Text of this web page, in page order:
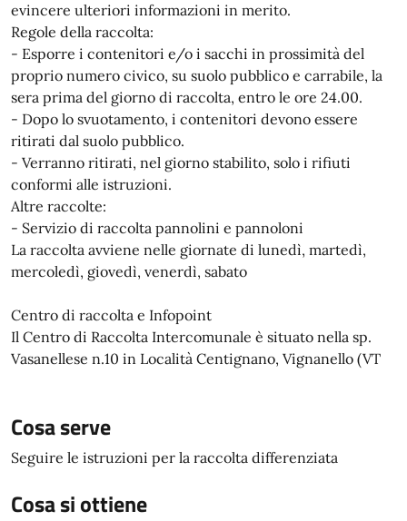
evincere ulteriori informazioni in merito.
Regole della raccolta:
- Esporre i contenitori e/o i sacchi in prossimità del
proprio numero civico, su suolo pubblico e carrabile, la
sera prima del giorno di raccolta, entro le ore 24.00.
- Dopo lo svuotamento, i contenitori devono essere
ritirati dal suolo pubblico.
- Verranno ritirati, nel giorno stabilito, solo i rifiuti
conformi alle istruzioni.
Altre raccolte:
- Servizio di raccolta pannolini e pannoloni
La raccolta avviene nelle giornate di lunedì, martedì,
mercoledì, giovedì, venerdì, sabato
Centro di raccolta e Infopoint
Il Centro di Raccolta Intercomunale è situato nella sp.
Vasanellese n.10 in Località Centignano, Vignanello (VT
Cosa serve
Seguire le istruzioni per la raccolta differenziata
Cosa si ottiene